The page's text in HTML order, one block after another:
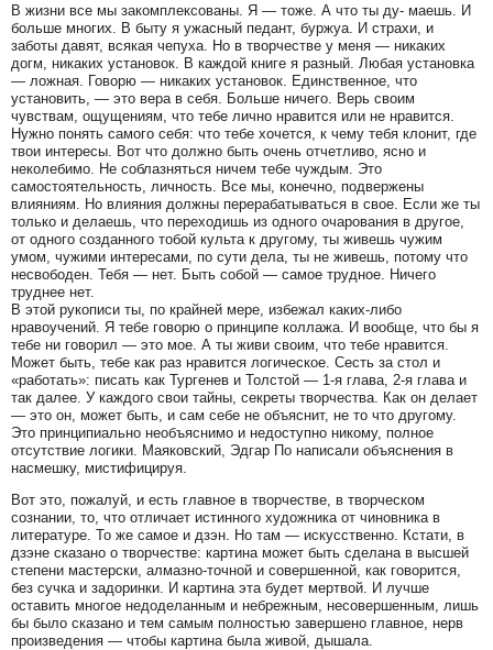
В жизни все мы закомплексованы. Я — тоже. А что ты ду- маешь. И
больше многих. В быту я ужасный педант, буржуа. И страхи, и
заботы давят, всякая чепуха. Но в творчестве у меня — никаких
догм, никаких установок. В каждой книге я разный. Любая установка
— ложная. Говорю — никаких установок. Единственное, что
установить, — это вера в себя. Больше ничего. Верь своим
чувствам, ощущениям, что тебе лично нравится или не нравится.
Нужно понять самого себя: что тебе хочется, к чему тебя клонит, где
твои интересы. Вот что должно быть очень отчетливо, ясно и
неколебимо. Не соблазняться ничем тебе чуждым. Это
самостоятельность, личность. Все мы, конечно, подвержены
влияниям. Но влияния должны перерабатываться в свое. Если же ты
только и делаешь, что переходишь из одного очарования в другое,
от одного созданного тобой культа к другому, ты живешь чужим
умом, чужими интересами, по сути дела, ты не живешь, потому что
несвободен. Тебя — нет. Быть собой — самое трудное. Ничего
труднее нет.
В этой рукописи ты, по крайней мере, избежал каких-либо
нравоучений. Я тебе говорю о принципе коллажа. И вообще, что бы я
тебе ни говорил — это мое. А ты живи своим, что тебе нравится.
Может быть, тебе как раз нравится логическое. Сесть за стол и
«работать»: писать как Тургенев и Толстой — 1-я глава, 2-я глава и
так далее. У каждого свои тайны, секреты творчества. Как он делает
— это он, может быть, и сам себе не объяснит, не то что другому.
Это принципиально необъяснимо и недоступно никому, полное
отсутствие логики. Маяковский, Эдгар По написали объяснения в
насмешку, мистифицируя.
Вот это, пожалуй, и есть главное в творчестве, в творческом
сознании, то, что отличает истинного художника от чиновника в
литературе. То же самое и дзэн. Но там — искусственно. Кстати, в
дзэне сказано о творчестве: картина может быть сделана в высшей
степени мастерски, алмазно-точной и совершенной, как говорится,
без сучка и задоринки. И картина эта будет мертвой. И лучше
оставить многое недоделанным и небрежным, несовершенным, лишь
бы было сказано и тем самым полностью завершено главное, нерв
произведения — чтобы картина была живой, дышала.